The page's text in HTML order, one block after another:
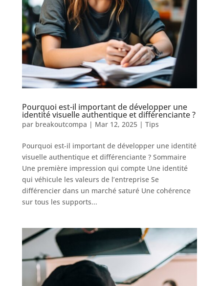
Pourquoi est-il important de développer une
identité visuelle authentique et différenciante ?
par breakoutcompa | Mar 12, 2025| Tips
Pourquoi est-il important de développer une identité
visuelle authentique et différenciante ? Sommaire
Une première impression qui compte Une identité
qui véhicule les valeurs de l’entreprise Se
différencier dans un marché saturé Une cohérence
sur tous les supports...